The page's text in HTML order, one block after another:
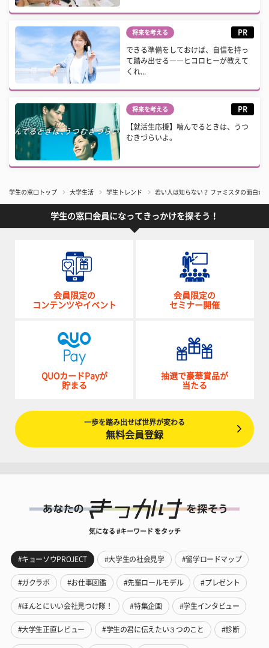
将来を考える PR
できる準備をしておけば、自信を持っ
て踏み出せる――ヒコロヒーが教えて
くれ...
将来を考える PR
【就活生応援】噛んでるときは、うつ
むきづらいよ。
学生の窓口トップ 大学生活 学生トレンド 若い人は知らない？ ファミスタの面白か
学生の窓口会員になってきっかけを探そう！
会員限定の
コンテンツやイベント
会員限定の
セミナー開催
QUOカードPayが
貯まる
抽選で豪華賞品が
当たる
一歩を踏み出せば世界が変わる
無料会員登録
気になる #キーワード をタッチ
#キョーソウPROJECT #大学生の社会見学 #留学ロードマップ
#ガクラボ #お仕事図鑑 #先輩ロールモデル #プレゼント
#ほんとにいい会社見つけ隊！ #特集企画 #学生インタビュー
#大学生正直レビュー #学生の君に伝えたい３つのこと #診断